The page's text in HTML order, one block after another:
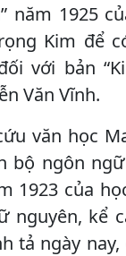
năm 1925
Kim để
với bản
Văn Vĩnh.
văn học
bộ ngôn
1923 của
nguyên, kể
tả ngày